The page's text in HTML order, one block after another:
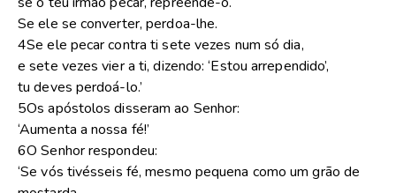
Se ele se converter, perdoa-lhe.
4Se ele pecar contra ti sete vezes num só dia,
e sete vezes vier a ti, dizendo: ‘Estou arrependido’,
tu deves perdoá-lo.’
5Os apóstolos disseram ao Senhor:
‘Aumenta a nossa fé!’
6O Senhor respondeu:
‘Se vós tivésseis fé, mesmo pequena como um grão de